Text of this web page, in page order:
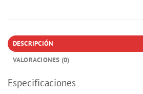
DESCRIPCIÓN
VALORACIONES (0)
Especificaciones